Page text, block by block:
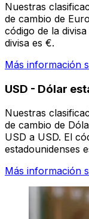
Nuestras
de cambio de
código de la
divisa es €.
Más información
USD - Dólar
Nuestras
de cambio de
USD a USD. El
estadounidenses
Más información